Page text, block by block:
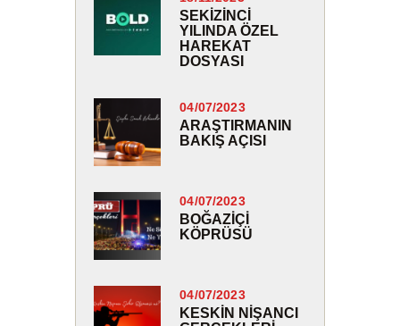
SEKIZINCI
YILINDA ÖZEL
HAREKAT
DOSYASI
ARAŞTIRMANIN
BAKIŞ AÇISI
04/07/2023
BOĞAZIÇI
KÖPRÜSÜ
04/07/2023
KESKIN NIŞANCI
04/07/2023